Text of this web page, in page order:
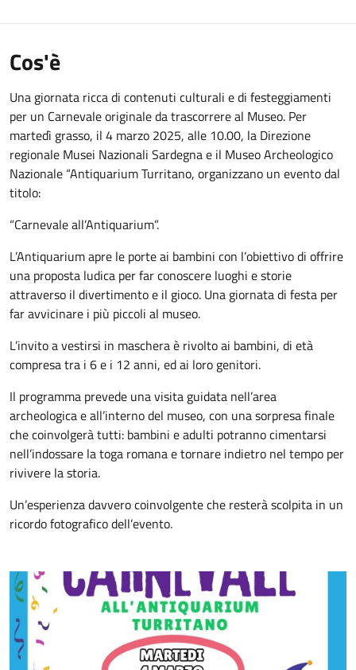
Cos'è
Una giornata ricca di contenuti culturali e di festeggiamenti
per un Carnevale originale da trascorrere al Museo. Per
martedì grasso, il 4 marzo 2025, alle 10.00, la Direzione
regionale Musei Nazionali Sardegna e il Museo Archeologico
Nazionale “Antiquarium Turritano, organizzano un evento dal
titolo:
“Carnevale all’Antiquarium”.
L’Antiquarium apre le porte ai bambini con l’obiettivo di offrire
una proposta ludica per far conoscere luoghi e storie
attraverso il divertimento e il gioco. Una giornata di festa per
far avvicinare i più piccoli al museo.
L’invito a vestirsi in maschera è rivolto ai bambini, di età
compresa tra i 6 e i 12 anni, ed ai loro genitori.
Il programma prevede una visita guidata nell’area
archeologica e all’interno del museo, con una sorpresa finale
che coinvolgeràtutti: bambini e adulti potranno cimentarsi
nell’indossare la toga romana e tornare indietro nel tempo per
rivivere la storia.
Un’esperienza davvero coinvolgente che resterà scolpita in un
ricordo fotografico dell’evento.